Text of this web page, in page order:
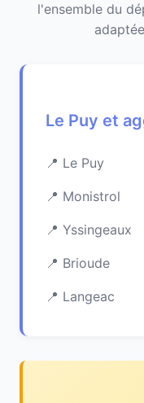
l'ensemble du
Le Puy et
Le Puy
Monistrol
Yssingeaux
Brioude
Langeac